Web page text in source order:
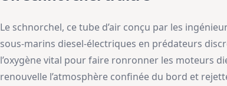
Le schnorchel, ce tube d’air conçu par les
sous-marins diesel-électriques en prédateurs
l’oxygène vital pour faire ronronner les moteurs
renouvelle l’atmosphère confinée du bord et